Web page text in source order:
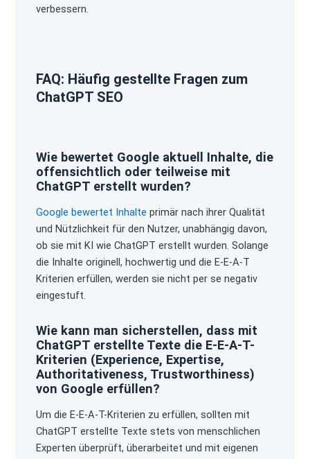
verbessern.
FAQ: Häufig gestellte Fragen zum
ChatGPT SEO
Wie bewertet Google aktuell Inhalte, die
offensichtlich oder teilweise mit
ChatGPT erstellt wurden?
Google bewertet Inhalte primär nach ihrer Qualität
und Nützlichkeit für den Nutzer, unabhängig davon,
ob sie mit KI wie ChatGPT erstellt wurden. Solange
die Inhalte originell, hochwertig und die E-E-A-T
Kriterien erfüllen, werden sie nicht per se negativ
eingestuft.
Wie kann man sicherstellen, dass mit
ChatGPT erstellte Texte die E-E-A-T-
Kriterien (Experience, Expertise,
Authoritativeness, Trustworthiness)
von Google erfüllen?
Um die E-E-A-T-Kriterien zu erfüllen, sollten mit
ChatGPT erstellte Texte stets von menschlichen
Experten überprüft, überarbeitet und mit eigenen